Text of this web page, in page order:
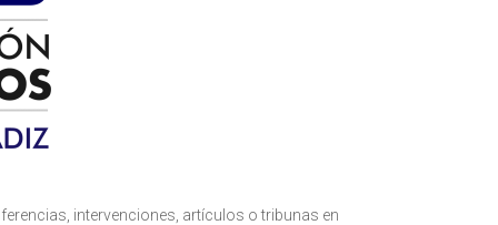
intervenciones, artículos o tribunas en